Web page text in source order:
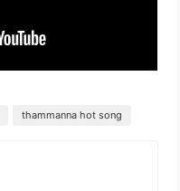
thammanna hot song